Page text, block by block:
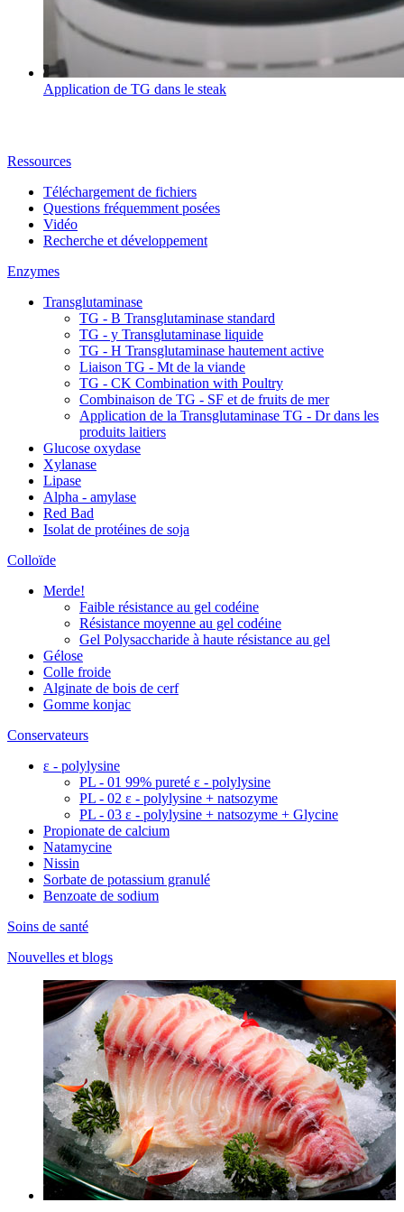
Application de TG dans le steak
Ressources
Téléchargement de fichiers
Questions fréquemment posées
Vidéo
Recherche et développement
Enzymes
Transglutaminase
TG - B Transglutaminase standard
TG - y Transglutaminase liquide
TG - H Transglutaminase hautement active
Liaison TG - Mt de la viande
TG - CK Combination with Poultry
Combinaison de TG - SF et de fruits de mer
Application de la Transglutaminase TG - Dr dans les
produits laitiers
Glucose oxydase
Xylanase
Lipase
Alpha - amylase
Red Bad
Isolat de protéines de soja
Colloïde
Merde!
Faible résistance au gel codéine
Résistance moyenne au gel codéine
Gel Polysaccharide à haute résistance au gel
Gélose
Colle froide
Alginate de bois de cerf
Gomme konjac
Conservateurs
ε - polylysine
PL - 01 99% pureté ε - polylysine
PL - 02 ε - polylysine + natsozyme
PL - 03 ε - polylysine + natsozyme + Glycine
Propionate de calcium
Natamycine
Nissin
Sorbate de potassium granulé
Benzoate de sodium
Soins de santé
Nouvelles et blogs